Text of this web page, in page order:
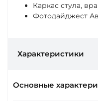
Каркас стула,
Фотодайджест
Характеристики
Основные